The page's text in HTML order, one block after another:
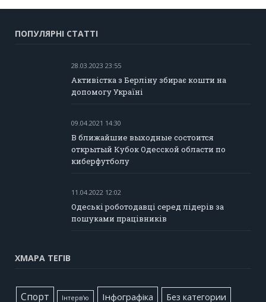
ПОПУЛЯРНІ СТАТТІ
28.03.2023 23:55
Активістка з Берліну збирає кошти на
допомогу Україні
09.04.2021 14:30
В ближайшие выходные состоится
открытый Кубок Одесской области по
киберфутболу
11.04.2022 12:02
Одеські роботодавці серед лідерів за
пошуками працівників
ХМАРА ТЕГІВ
Cпорт Інтерв'ю Інфографіка Без категории